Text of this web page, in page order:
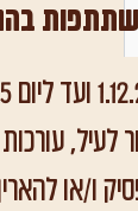
לעיל,
ו/או